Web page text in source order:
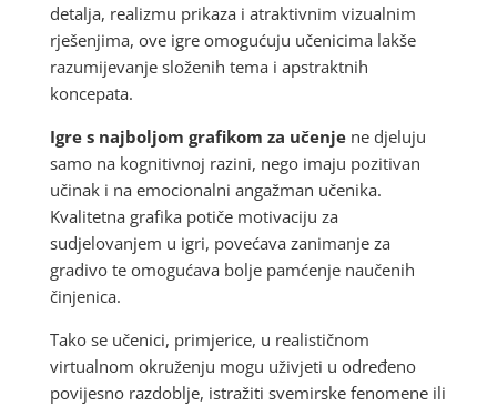
detalja, realizmu prikaza i atraktivnim vizualnim
rješenjima, ove igre omogućuju učenicima lakše
razumijevanje složenih tema i apstraktnih
koncepata.
Igre s najboljom grafikom za učenjene djeluju
samo na kognitivnoj razini, nego imaju pozitivan
učinak i na emocionalni angažman učenika.
Kvalitetna grafika potiče motivaciju za
sudjelovanjem u igri, povećava zanimanje za
gradivo te omogućava bolje pamćenje naučenih
činjenica.
Tako se učenici, primjerice, u realističnom
virtualnom okruženju mogu uživjeti u određeno
povijesno razdoblje, istražiti svemirske fenomene ili